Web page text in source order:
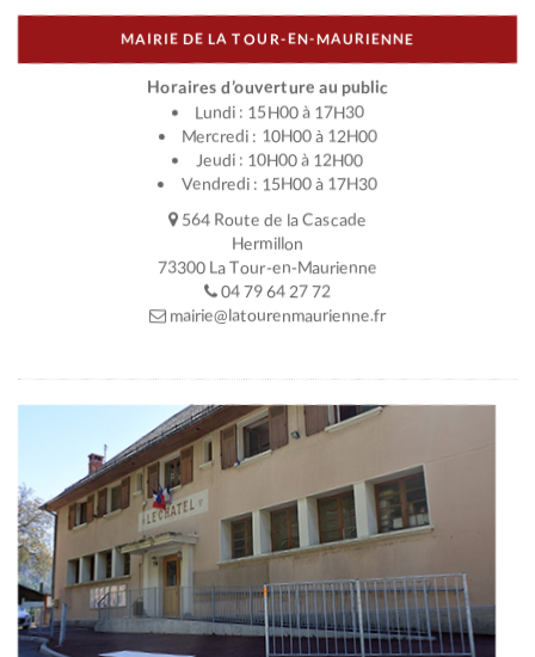
MAIRIE DE LA TOUR-EN-MAURIENNE
Horaires d’ouverture au public
Lundi : 15H00 à 17H30
Mercredi : 10H00 à 12H00
Jeudi : 10H00 à 12H00
Vendredi : 15H00 à 17H30
564 Route de la Cascade
Hermillon
73300 La Tour-en-Maurienne
04 79 64 27 72
mairie@latourenmaurienne.fr